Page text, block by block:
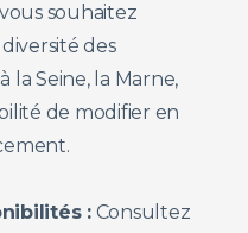
souhaitez
des
la Seine, la Marne,
de modifier en
:Consultez